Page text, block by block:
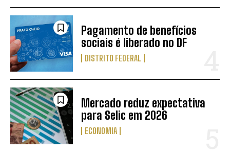
Pagamento de benefícios
sociais é liberado no DF
DISTRITO FEDERAL
Mercado reduz expectativa
para Selic em 2026
ECONOMIA